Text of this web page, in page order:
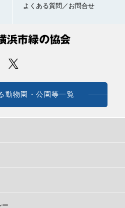
よくある質問／お問合せ
動物園・公園等一覧
ー